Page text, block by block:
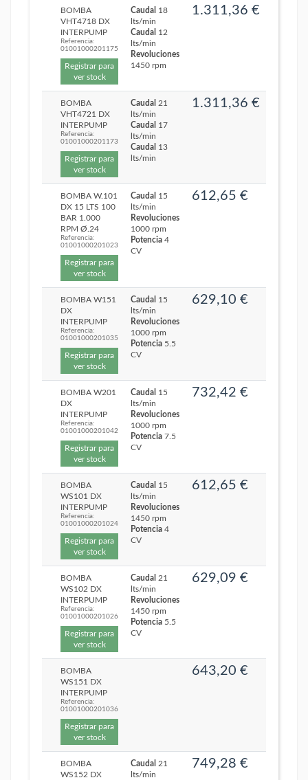
BOMBA
VHT4718 DX
INTERPUMP
Referencia:
01001000201175
Registrar para
ver stock
Caudal 18
lts/min
Caudal 12
lts/min
Revoluciones
1450 rpm
1.311,36 €
BOMBA
VHT4721 DX
INTERPUMP
Referencia:
01001000201173
Registrar para
ver stock
Caudal 21
lts/min
Caudal 17
lts/min
Caudal 13
lts/min
1.311,36 €
BOMBA W.101
DX 15 LTS 100
BAR 1.000
RPM Ø.24
Referencia:
01001000201023
Registrar para
ver stock
Caudal 15
lts/min
Revoluciones
1000 rpm
Potencia 4
CV
612,65 €
BOMBA W151
DX
INTERPUMP
Referencia:
01001000201035
Registrar para
ver stock
Caudal 15
lts/min
Revoluciones
1000 rpm
Potencia 5.5
CV
629,10 €
BOMBA W201
DX
INTERPUMP
Referencia:
01001000201042
Registrar para
ver stock
Caudal 15
lts/min
Revoluciones
1000 rpm
Potencia 7.5
CV
732,42 €
BOMBA
WS101 DX
INTERPUMP
Referencia:
01001000201024
Registrar para
ver stock
Caudal 15
lts/min
Revoluciones
1450 rpm
Potencia 4
CV
612,65 €
BOMBA
WS102 DX
INTERPUMP
Referencia:
01001000201026
Registrar para
ver stock
Caudal 21
lts/min
Revoluciones
1450 rpm
Potencia 5.5
CV
629,09 €
BOMBA
WS151 DX
INTERPUMP
Referencia:
01001000201036
Registrar para
ver stock
643,20 €
BOMBA
WS152 DX
Caudal 21
lts/min
749,28 €